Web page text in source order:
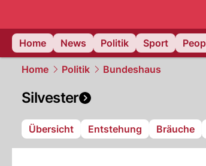
Home
News Politik Sport
Home Politik Bundeshaus
Silvester
Übersicht Entstehung Bräuche